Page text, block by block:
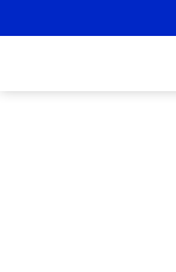
ke
Fenomena